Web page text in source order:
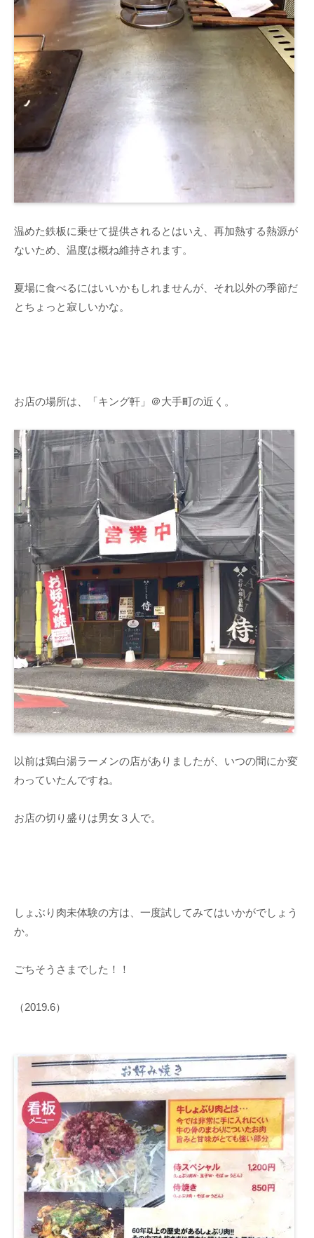
温めた鉄板に乗せて提供されるとはいえ、再加熱する熱源が
ないため、温度は概ね維持されます。
夏場に食べるにはいいかもしれませんが、それ以外の季節だ
とちょっと寂しいかな。
お店の場所は、「キング軒」＠大手町の近く。
以前は鶏白湯ラーメンの店がありましたが、いつの間にか変
わっていたんですね。
お店の切り盛りは男女３人で。
しょぶり肉未体験の方は、一度試してみてはいかがでしょう
か。
ごちそうさまでした！！
（2019.6）